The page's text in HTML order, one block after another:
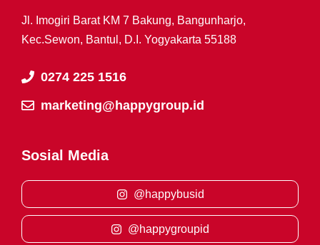
Jl. Imogiri Barat KM 7 Bakung, Bangunharjo,
Kec.Sewon, Bantul, D.I. Yogyakarta 55188
0274 225 1516
marketing@happygroup.id
Sosial Media
@happybusid
@happygroupid